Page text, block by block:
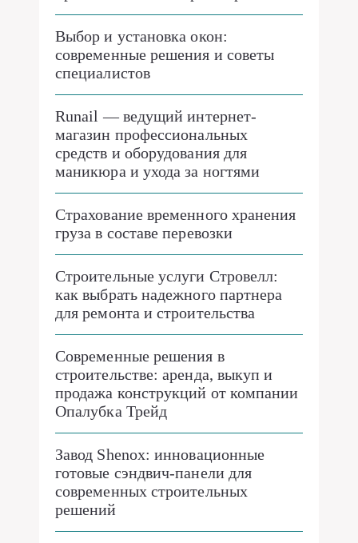
Выбор и установка окон:
современные решения и советы
специалистов
Runail — ведущий интернет-
магазин профессиональных
средств и оборудования для
маникюра и ухода за ногтями
Страхование временного хранения
груза в составе перевозки
Строительные услуги Стровелл:
как выбрать надежного партнера
для ремонта и строительства
Современные решения в
строительстве: аренда, выкуп и
продажа конструкций от компании
Опалубка Трейд
Завод Shenox: инновационные
готовые сэндвич-панели для
современных строительных
решений